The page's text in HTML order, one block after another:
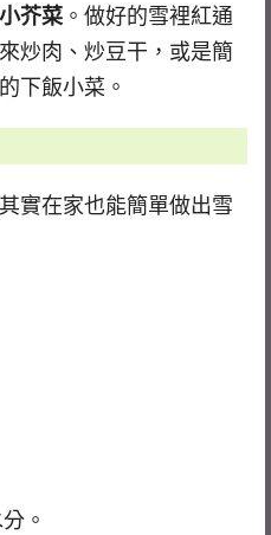
小芥菜。做好的雪裡紅通
炒肉、炒豆干，或是簡
下飯小菜。
實在家也能簡單做出雪
。